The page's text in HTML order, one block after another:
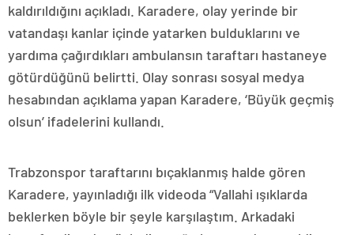
kaldırıldığını açıkladı. Karadere, olay yerinde bir
vatandaşı kanlar içinde yatarken bulduklarını ve
yardıma çağırdıkları ambulansın taraftarı hastaneye
götürdüğünü belirtti. Olay sonrası sosyal medya
hesabından açıklama yapan Karadere, ‘Büyük geçmiş
olsun’ ifadelerini kullandı.
Trabzonspor taraftarını bıçaklanmış halde gören
Karadere, yayınladığı ilk videoda “Vallahi ışıklarda
beklerken böyle bir şeyle karşılaştım. Arkadaki